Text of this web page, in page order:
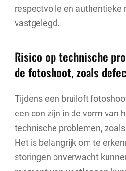
respectvolle en authentieke
vastgelegd.
Risico op technische
de fotoshoot, zoals
Tijdens een bruiloft
een con zijn in de vorm van
technische problemen,
Het is belangrijk om te
storingen onverwacht